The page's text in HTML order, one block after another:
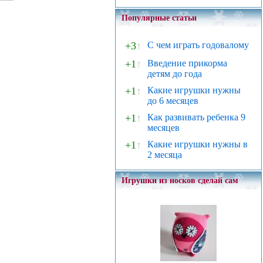
Популярные статьи
+3↑ С чем играть годовалому
+1↑
Введение прикорма
детям до года
+1↑
Какие игрушки нужны
до 6 месяцев
+1↑
Как развивать ребенка 9
месяцев
+1↑
Какие игрушки нужны в
2 месяца
Игрушки из носков сделай сам